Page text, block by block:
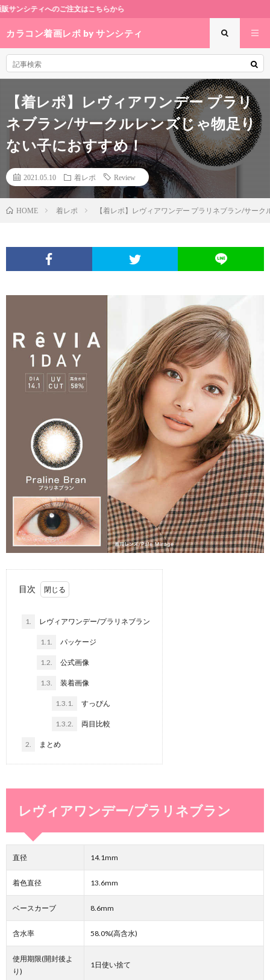
ちらから
カラコン着画レポ by サンシティ
【着レポ】レヴィアワンデー プラリ
ネブラン/サークルレンズじゃ物足り
ない子におすすめ！
2021.05.10 着レポ Review
HOME 着レポ 【着レポ】レヴィアワンデー プラリネブラン/サー
目次
1. レヴィアワンデー/プラリネブラン
1.1. パッケージ
1.2. 公式画像
1.3. 装着画像
1.3.1. すっぴん
1.3.2. 両目比較
2. まとめ
レヴィアワンデー/プラリネブラン
直径 14.1mm
着色直径 13.6mm
ベースカーブ 8.6mm
含水率 58.0%(高含水)
使用期限(開封後よ
り)
1日使い捨て